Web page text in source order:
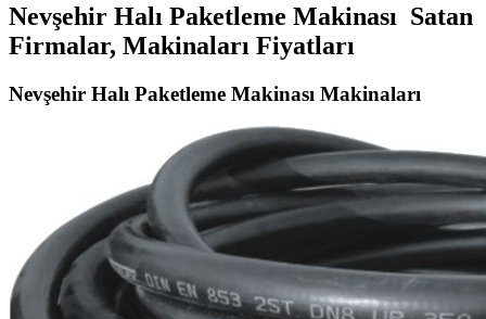
Nevşehir Halı Paketleme Makinası Satan
Firmalar, Makinaları Fiyatları
Nevşehir Halı Paketleme Makinası Makinaları